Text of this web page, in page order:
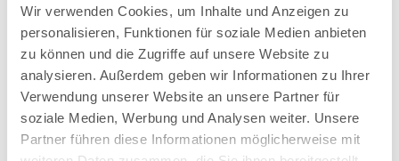
Wir verwenden Cookies, um Inhalte und Anzeigen zu
personalisieren, Funktionen für soziale Medien anbieten
zu können und die Zugriffe auf unsere Website zu
analysieren. Außerdem geben wir Informationen zu Ihrer
Verwendung unserer Website an unsere Partner für
soziale Medien, Werbung und Analysen weiter. Unsere
Partner führen diese Informationen möglicherweise mit
verschiebbar; links oder rechts möglich)
Vormontierte Fertigmodule = sehr schnelle und einfache Montage
Außenmaße: 8,64 x 4,95 x 0,89 m
Innenmaße: 8,54 x 4,30 x 0,88 m
Auswahl Schiebetür-Seite: